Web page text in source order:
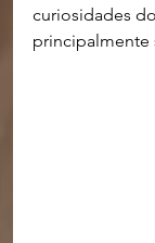
curiosidades
principalmente